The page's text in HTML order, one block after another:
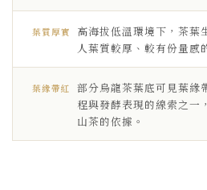
葉質厚實
高海拔低溫環境下，茶葉
人葉質較厚、較有份量感
葉緣帶紅
部分烏龍茶葉底可見葉緣
程與發酵表現的線索之一
山茶的依據。